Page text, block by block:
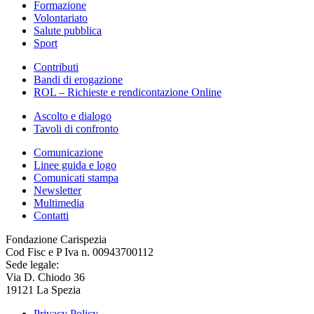
Formazione
Volontariato
Salute pubblica
Sport
Contributi
Bandi di erogazione
ROL – Richieste e rendicontazione Online
Ascolto e dialogo
Tavoli di confronto
Comunicazione
Linee guida e logo
Comunicati stampa
Newsletter
Multimedia
Contatti
Fondazione Carispezia
Cod Fisc e P Iva n. 00943700112
Sede legale:
Via D. Chiodo 36
19121 La Spezia